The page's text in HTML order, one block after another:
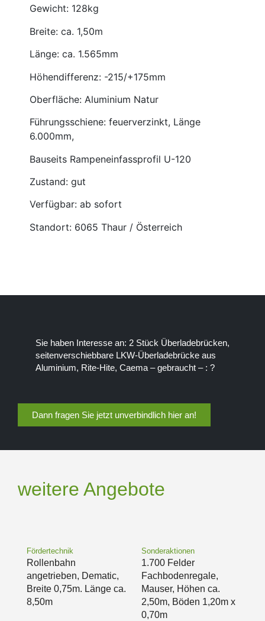
Gewicht: 128kg
Breite: ca. 1,50m
Länge: ca. 1.565mm
Höhendifferenz: -215/+175mm
Oberfläche: Aluminium Natur
Führungsschiene: feuerverzinkt, Länge
6.000mm,
Bauseits Rampeneinfassprofil U-120
Zustand: gut
Verfügbar: ab sofort
Standort: 6065 Thaur / Österreich
Sie haben Interesse an: 2 Stück Überladebrücken,
seitenverschiebbare LKW-Überladebrücke aus
Aluminium, Rite-Hite, Caema – gebraucht – : ?
Dann fragen Sie jetzt unverbindlich hier an!
weitere Angebote
Fördertechnik
Rollenbahn
angetrieben, Dematic,
Breite 0,75m. Länge ca.
8,50m
Sonderaktionen
1.700 Felder
Fachbodenregale,
Mauser, Höhen ca.
2,50m, Böden 1,20m x
0,70m